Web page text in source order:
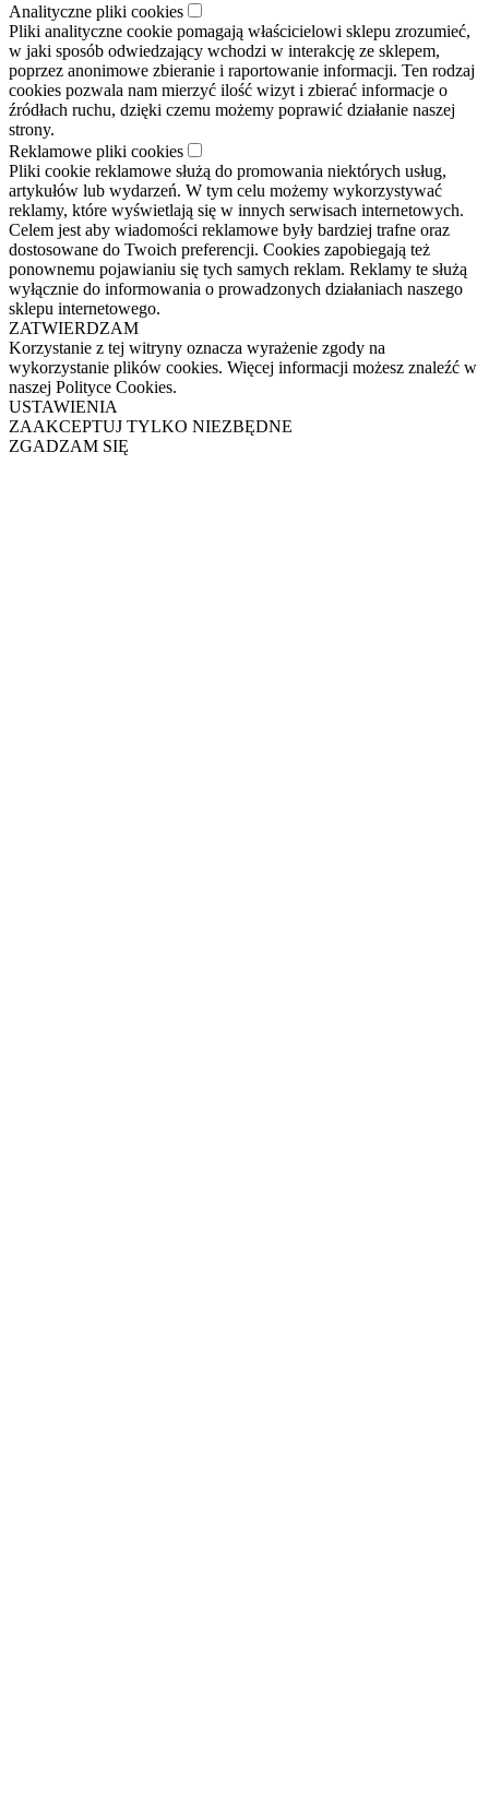
Analityczne pliki cookies
Pliki analityczne cookie pomagają właścicielowi sklepu zrozumieć,
w jaki sposób odwiedzający wchodzi w interakcję ze sklepem,
poprzez anonimowe zbieranie i raportowanie informacji. Ten rodzaj
cookies pozwala nam mierzyć ilość wizyt i zbierać informacje o
źródłach ruchu, dzięki czemu możemy poprawić działanie naszej
strony.
Reklamowe pliki cookies
Pliki cookie reklamowe służą do promowania niektórych usług,
artykułów lub wydarzeń. W tym celu możemy wykorzystywać
reklamy, które wyświetlają się w innych serwisach internetowych.
Celem jest aby wiadomości reklamowe były bardziej trafne oraz
dostosowane do Twoich preferencji. Cookies zapobiegają też
ponownemu pojawianiu się tych samych reklam. Reklamy te służą
wyłącznie do informowania o prowadzonych działaniach naszego
sklepu internetowego.
ZATWIERDZAM
Korzystanie z tej witryny oznacza wyrażenie zgody na
wykorzystanie plików cookies. Więcej informacji możesz znaleźć w
naszej Polityce Cookies.
USTAWIENIA
ZAAKCEPTUJ TYLKO NIEZBĘDNE
ZGADZAM SIĘ